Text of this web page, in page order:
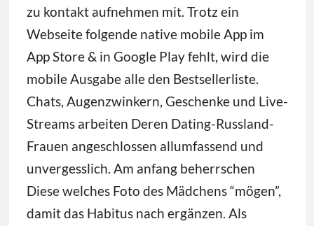
zu kontakt aufnehmen mit. Trotz ein
Webseite folgende native mobile App im
App Store & in Google Play fehlt, wird die
mobile Ausgabe alle den Bestsellerliste.
Chats, Augenzwinkern, Geschenke und Live-
Streams arbeiten Deren Dating-Russland-
Frauen angeschlossen allumfassend und
unvergesslich. Am anfang beherrschen
Diese welches Foto des Mädchens “mögen”,
damit das Habitus nach ergänzen. Als